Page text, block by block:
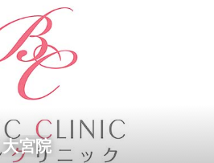
剤師など、さまざまな有資格者が
活躍。産前産後休暇・育児休業・介
産休・育休の取得実績も豊富です。
、マネージメントラインが明確で
。
宮院